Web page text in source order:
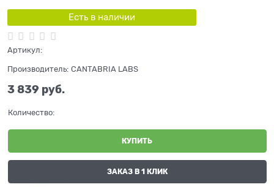
Есть в наличии
Артикул:
Производитель: CANTABRIA LABS
3 839 руб.
Количество:
КУПИТЬ
ЗАКАЗ В 1 КЛИК